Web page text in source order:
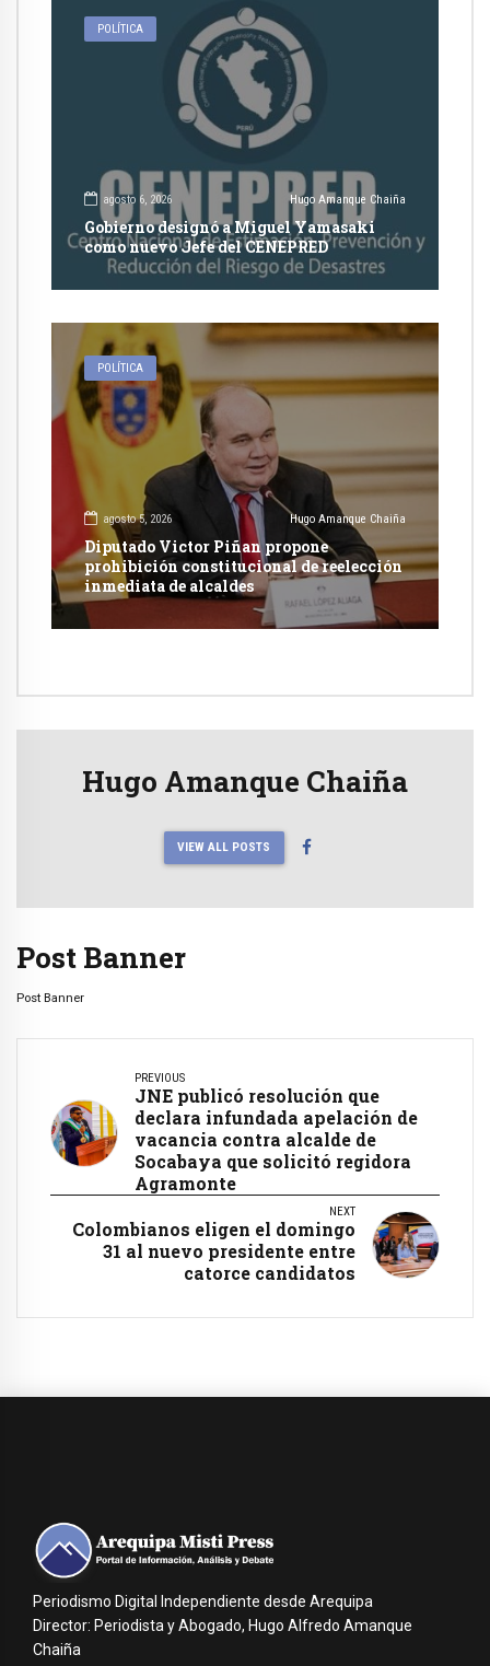
POLÍTICA
agosto 6, 2026 Hugo Amanque Chaiña
Gobierno designó a Miguel Yamasaki
como nuevo Jefe del CENEPRED
POLÍTICA
agosto 5, 2026 Hugo Amanque Chaiña
Diputado Victor Piñan propone
prohibición constitucional de reelección
inmediata de alcaldes
Hugo Amanque Chaiña
VIEW ALL POSTS
Post Banner
Post Banner
PREVIOUS
JNE publicó resolución que
declara infundada apelación de
vacancia contra alcalde de
Socabaya que solicitó regidora
Agramonte
NEXT
Colombianos eligen el domingo
31 al nuevo presidente entre
catorce candidatos
Periodismo Digital Independiente desde Arequipa
Director: Periodista y Abogado, Hugo Alfredo Amanque
Chaiña